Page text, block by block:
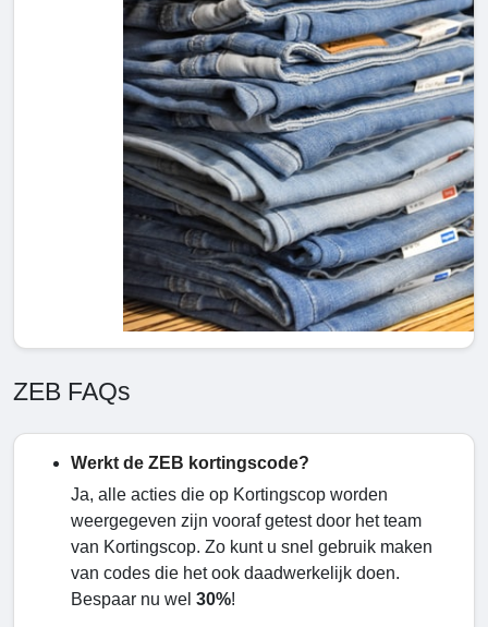
ZEB FAQs
Werkt de ZEB kortingscode?
Ja, alle acties die op Kortingscop worden
weergegeven zijn vooraf getest door het team
van Kortingscop. Zo kunt u snel gebruik maken
van codes die het ook daadwerkelijk doen.
Bespaar nu wel 30%!